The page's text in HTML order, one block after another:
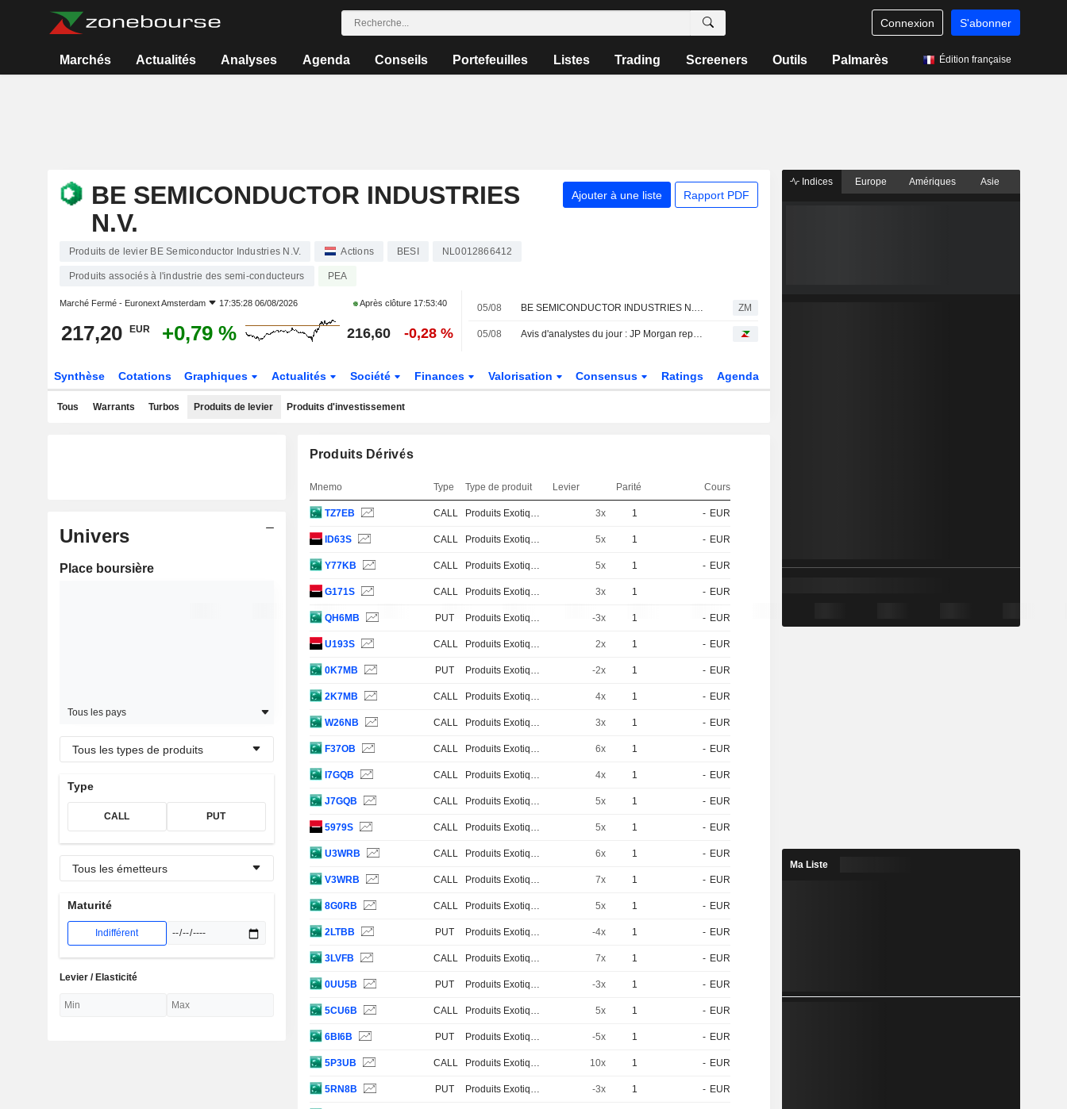
Connexion S'abonner
Marchés Actualités Analyses Agenda Conseils Portefeuilles Listes Trading Screeners Outils Palmarès Édition française
BE SEMICONDUCTOR INDUSTRIES
N.V.
Ajouter à une liste Rapport PDF
Produits de levier BE Semiconductor Industries N.V. Actions BESI NL0012866412
Produits associés à l'industrie des semi-conducteurs PEA
Marché Fermé - Euronext Amsterdam 17:35:28 06/08/2026 Après clôture 17:53:40
217,20 EUR +0,79 % 216,60 -0,28 %
05/08 BE SEMICONDUCTOR INDUSTRIES N.V. : KB Securities revoit son opinion et passe à neutre ZM
05/08 Avis d'analystes du jour : JP Morgan repasse positif sur Nexans, nouveaux suivis sur Assystem et GTT
Synthèse Cotations Graphiques Actualités Société Finances Valorisation Consensus Ratings Agenda
Tous Warrants Turbos Produits de levier Produits d'investissement
Univers
Place boursière
Tous les pays
Tous les types de produits
Type
CALL PUT
Tous les émetteurs
Maturité
Indifférent
Levier / Elasticité
Produits Dérivés
Mnemo Type Type de produit Levier Parité Cours
TZ7EB CALL Produits Exotiques 3x 1 - EUR
ID63S CALL Produits Exotiques 5x 1 - EUR
Y77KB CALL Produits Exotiques 5x 1 - EUR
G171S CALL Produits Exotiques 3x 1 - EUR
QH6MB PUT Produits Exotiques -3x 1 - EUR
U193S CALL Produits Exotiques 2x 1 - EUR
0K7MB PUT Produits Exotiques -2x 1 - EUR
2K7MB CALL Produits Exotiques 4x 1 - EUR
W26NB CALL Produits Exotiques 3x 1 - EUR
F37OB CALL Produits Exotiques 6x 1 - EUR
I7GQB CALL Produits Exotiques 4x 1 - EUR
J7GQB CALL Produits Exotiques 5x 1 - EUR
5979S CALL Produits Exotiques 5x 1 - EUR
U3WRB CALL Produits Exotiques 6x 1 - EUR
V3WRB CALL Produits Exotiques 7x 1 - EUR
8G0RB CALL Produits Exotiques 5x 1 - EUR
2LTBB PUT Produits Exotiques -4x 1 - EUR
3LVFB CALL Produits Exotiques 7x 1 - EUR
0UU5B PUT Produits Exotiques -3x 1 - EUR
5CU6B CALL Produits Exotiques 5x 1 - EUR
6BI6B PUT Produits Exotiques -5x 1 - EUR
5P3UB CALL Produits Exotiques 10x 1 - EUR
5RN8B PUT Produits Exotiques -3x 1 - EUR
Indices Europe Amériques Asie
Ma Liste